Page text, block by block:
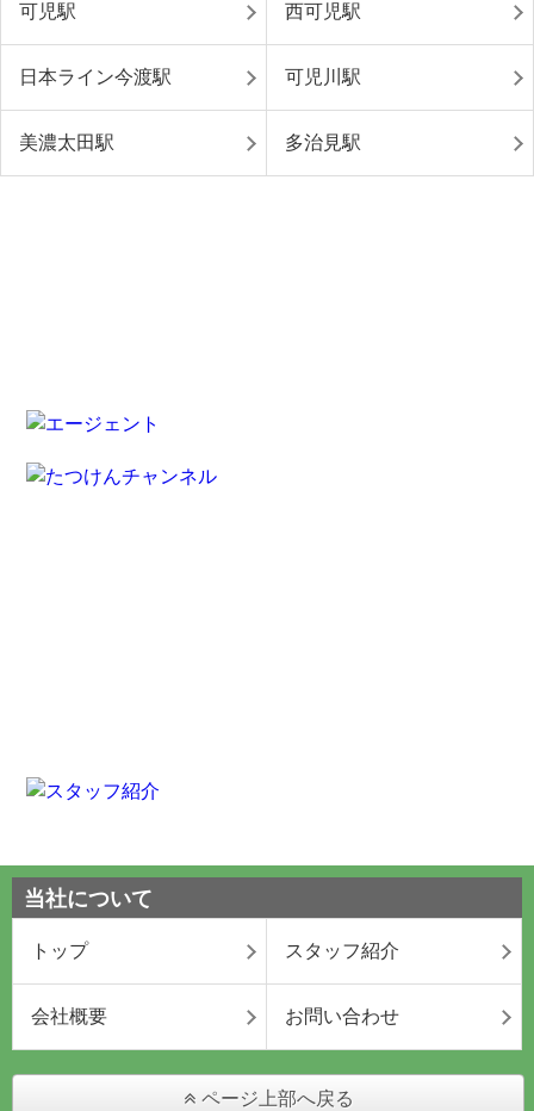
可児駅 西可児駅
日本ライン今渡駅 可児川駅
美濃太田駅 多治見駅
当社について
トップ スタッフ紹介
会社概要 お問い合わせ
ページ上部へ戻る